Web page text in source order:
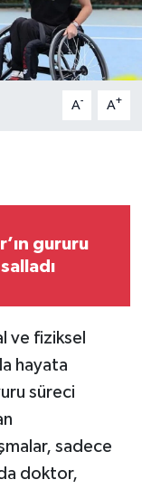
A- A+
gururu
ve fiziksel
hayata
süreci
sadece
doktor,